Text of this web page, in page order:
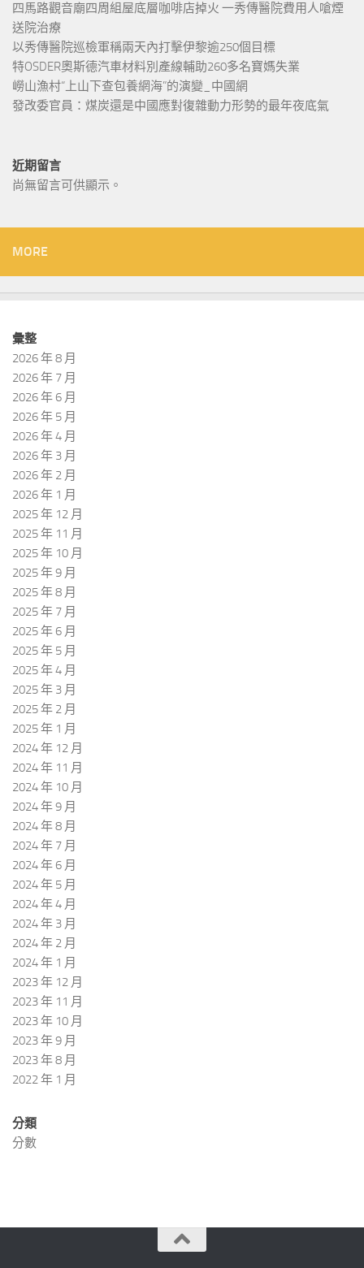
四馬路觀音廟四周組屋底層咖啡店掉火 一秀傳醫院費用人嗆煙
送院治療
以秀傳醫院巡檢軍稱兩天內打擊伊黎逾250個目標
特OSDER奧斯德汽車材料別產線輔助260多名寶媽失業
嶗山漁村“上山下查包養網海”的演變_中國網
發改委官員：煤炭還是中國應對復雜動力形勢的最年夜底氣
近期留言
尚無留言可供顯示。
MORE
彙整
2026 年 8 月
2026 年 7 月
2026 年 6 月
2026 年 5 月
2026 年 4 月
2026 年 3 月
2026 年 2 月
2026 年 1 月
2025 年 12 月
2025 年 11 月
2025 年 10 月
2025 年 9 月
2025 年 8 月
2025 年 7 月
2025 年 6 月
2025 年 5 月
2025 年 4 月
2025 年 3 月
2025 年 2 月
2025 年 1 月
2024 年 12 月
2024 年 11 月
2024 年 10 月
2024 年 9 月
2024 年 8 月
2024 年 7 月
2024 年 6 月
2024 年 5 月
2024 年 4 月
2024 年 3 月
2024 年 2 月
2024 年 1 月
2023 年 12 月
2023 年 11 月
2023 年 10 月
2023 年 9 月
2023 年 8 月
2022 年 1 月
分類
分數